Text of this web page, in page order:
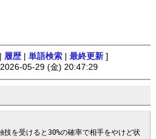
履歴 単語検索 最終更新 ]
05-29 (金) 20:47:29
を受けると30%の確率で相手をやけど状